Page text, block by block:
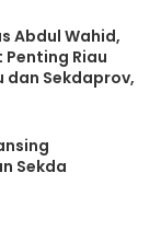
Abdul Wahid,
Penting Riau
dan Sekdaprov,
Sekda